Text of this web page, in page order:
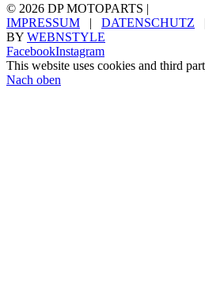
© 2026 DP MOTOPARTS |
IMPRESSUM | DATENSCHUTZ
BY WEBNSTYLE
FacebookInstagram
This website uses cookies and third
Nach oben